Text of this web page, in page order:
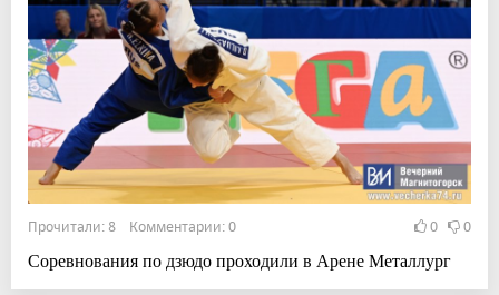
Прочитали: 8 Комментарии: 0 0 0
Соревнования по дзюдо проходили в Арене Металлург